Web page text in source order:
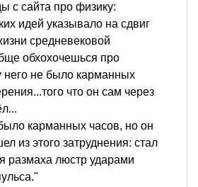
с сайта про физику:
идей указывало на сдвиг
средневековой
обхохочешься про
него не было карманных
что он сам через
карманных часов, но он
из этого затруднения: стал
размаха люстр ударами